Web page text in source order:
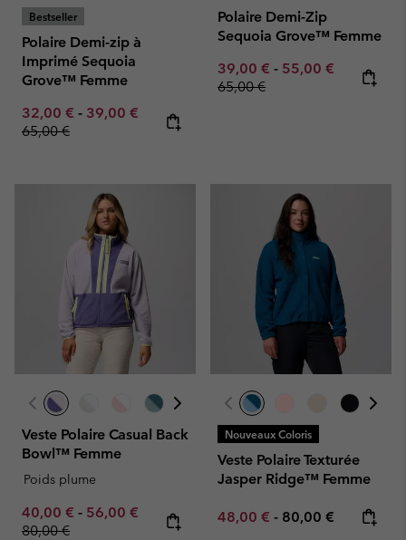
Bestseller
Polaire Demi-zip à
Imprimé Sequoia
Grove™ Femme
Minimum sale price:
32,00 € - Maximum sale price:
39,00 € Regular price:
65,00 €
Polaire Demi-Zip
Sequoia Grove™ Femme
Minimum sale price:
39,00 € - Maximum sale
55,00 € Regular
65,00 €
Veste Polaire Casual Back
Bowl™ Femme
Poids plume
Minimum sale price:
40,00 € - Maximum sale price:
56,00 € Regular price:
80,00 €
Nouveaux Coloris
Veste Polaire Texturée
Jasper Ridge™ Femme
Minimum sale price:
48,00 € - Maximum price:
80,00 €